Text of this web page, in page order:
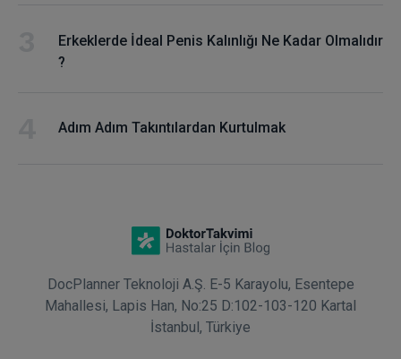
Erkeklerde İdeal Penis Kalınlığı Ne Kadar Olmalıdır
?
Adım Adım Takıntılardan Kurtulmak
DocPlanner Teknoloji A.Ş. E-5 Karayolu, Esentepe
Mahallesi, Lapis Han, No:25 D:102-103-120 Kartal
İstanbul, Türkiye